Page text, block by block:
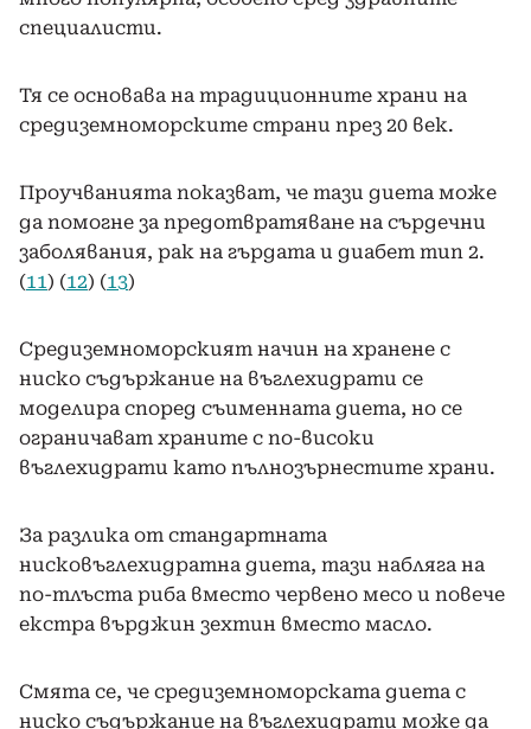
специалисти.
Тя се основава на традиционните храни на
средиземноморските страни през 20 век.
Проучванията показват, че тази диета може
да помогне за предотвратяване на сърдечни
заболявания, рак на гърдата и диабет тип 2.
(11) (12) (13)
Средиземноморският начин на хранене с
ниско съдържание на въглехидрати се
моделира според съименната диета, но се
ограничават храните с по-високи
въглехидрати като пълнозърнестите храни.
За разлика от стандартната
нисковъглехидратна диета, тази набляга на
по-тлъста риба вместо червено месо и повече
екстра върджин зехтин вместо масло.
Смята се, че средиземноморската диета с
ниско съдържание на въглехидрати може да